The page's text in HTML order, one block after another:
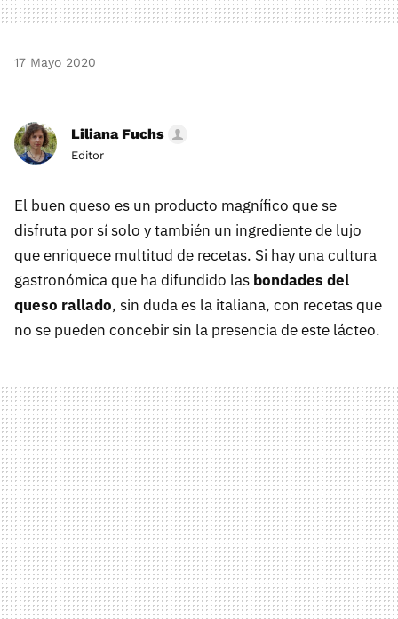
17 Mayo 2020
Liliana Fuchs
Editor
El buen queso es un producto magnífico que se
disfruta por sí solo y también un ingrediente de lujo
que enriquece multitud de recetas. Si hay una cultura
gastronómica que ha difundido las bondades del
queso rallado, sin duda es la italiana, con recetas que
no se pueden concebir sin la presencia de este lácteo.